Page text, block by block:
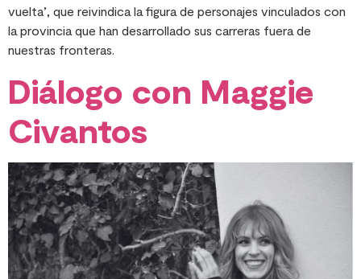
vuelta’, que reivindica la figura de personajes vinculados con
la provincia que han desarrollado sus carreras fuera de
nuestras fronteras.
Diálogo con Maggie
Civantos